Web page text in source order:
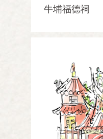
牛埔福德祠